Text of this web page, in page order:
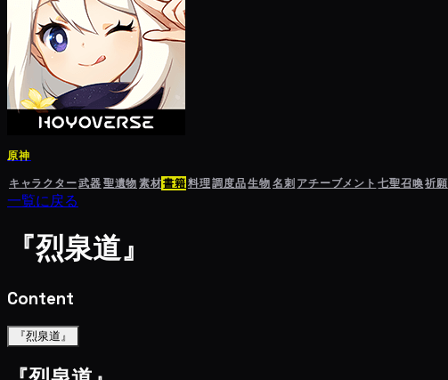
原神
キャラクター武器聖遺物素材書籍料理調度品生物名刺 アチーブメント 七聖召喚祈願
一覧に戻る
『烈泉道』
Content
『烈泉道』